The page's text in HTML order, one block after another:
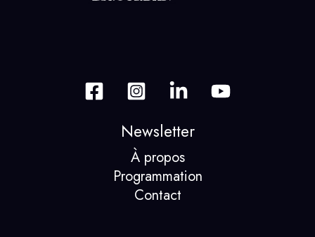
Newsletter
À propos
Programmation
Contact